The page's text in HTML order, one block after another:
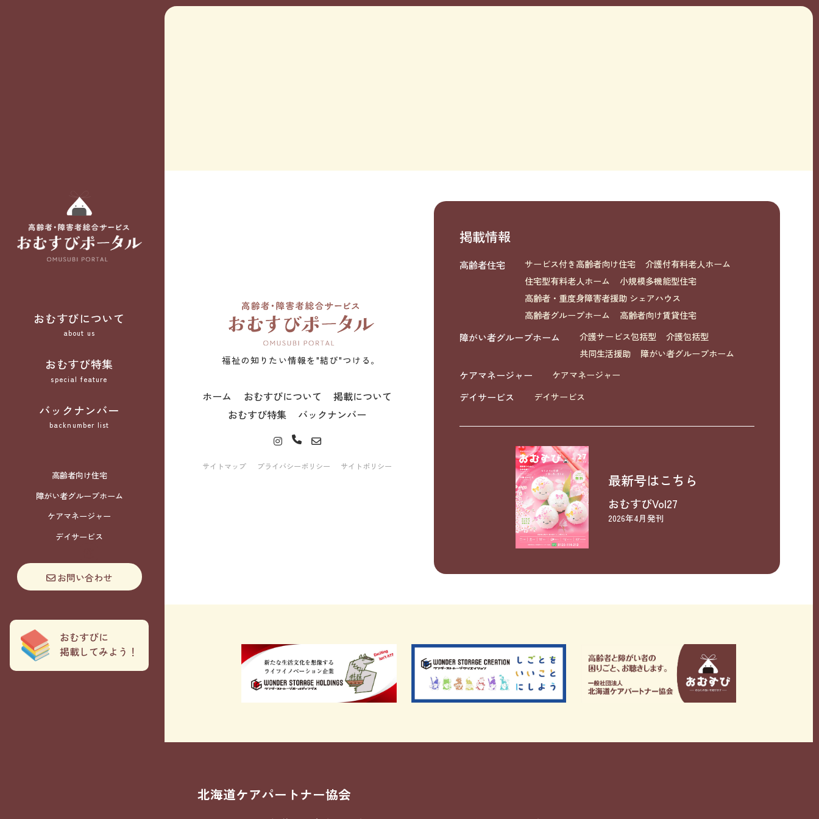
おむすびについて
about us
おむすび特集
special feature
バックナンバー
backnumber list
高齢者向け住宅
障がい者グループホーム
ケアマネージャー
デイサービス
お問い合わせ
おむすびに
掲載してみよう！
福祉の知りたい情報を"結び"つける。
ホーム おむすびについて
掲載について
おむすび特集
バックナンバー
サイトマップ プライバシーポリシー サイトポリシー
掲載情報
高齢者住宅 サービス付き高齢者向け住宅
介護付有料老人ホーム
住宅型有料老人ホーム
小規模多機能型住宅
高齢者・重度身障害者援助 シェアハウス
高齢者グループホーム
高齢者向け賃貸住宅
障がい者グループホーム 介護サービス包括型
介護包括型
共同生活援助
障がい者グループホーム
ケアマネージャー ケアマネージャー
デイサービス デイサービス
最新号はこちら
おむすびVol27
2026年4月発刊
北海道ケアパートナー協会